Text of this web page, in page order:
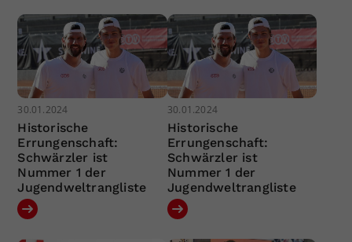
30.01.2024
Historische
Errungenschaft:
Schwärzler ist
Nummer 1 der
Jugendweltrangliste
30.01.2024
Historische
Errungenschaft:
Schwärzler ist
Nummer 1 der
Jugendweltrangliste